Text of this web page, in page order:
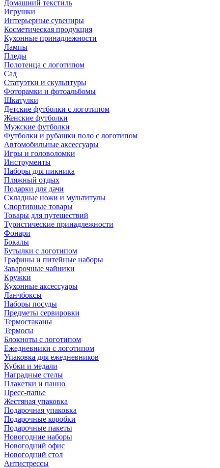
Домашний текстиль
Игрушки
Интерьерные сувениры
Косметическая продукция
Кухонные принадлежности
Лампы
Пледы
Полотенца с логотипом
Сад
Статуэтки и скульптуры
Фоторамки и фотоальбомы
Шкатулки
Детские футболки с логотипом
Женские футболки
Мужские футболки
Футболки и рубашки поло с логотипом
Автомобильные аксессуары
Игры и головоломки
Инструменты
Наборы для пикника
Пляжный отдых
Подарки для дачи
Складные ножи и мультитулы
Спортивные товары
Товары для путешествий
Туристические принадлежности
Фонари
Бокалы
Бутылки с логотипом
Графины и питейные наборы
Заварочные чайники
Кружки
Кухонные аксессуары
Ланчбоксы
Наборы посуды
Предметы сервировки
Термостаканы
Термосы
Блокноты с логотипом
Ежедневники с логотипом
Упаковка для ежедневников
Кубки и медали
Наградные стелы
Плакетки и панно
Пресс-папье
Жестяная упаковка
Подарочная упаковка
Подарочные коробки
Подарочные пакеты
Новогодние наборы
Новогодний офис
Новогодний стол
Антистрессы